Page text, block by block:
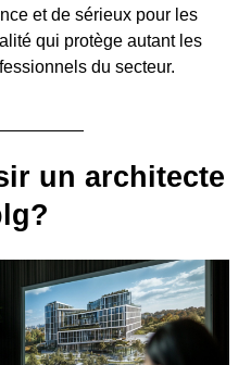
et de sérieux pour les
qui protège autant les
du secteur.
un architecte